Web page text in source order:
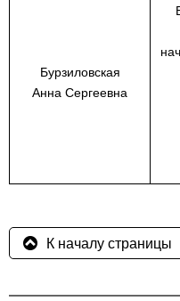
Бурзиловская
Анна Сергеевна
К началу страницы